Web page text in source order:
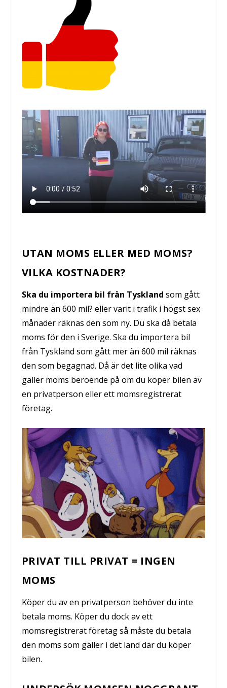
UTAN MOMS ELLER MED MOMS?
VILKA KOSTNADER?
Ska du importera bil från Tyskland som gått
mindre än 600 mil? eller varit i trafik i högst sex
månader räknas den som ny. Du ska då betala
moms för den i Sverige. Ska du importera bil
från Tyskland som gått mer än 600 mil räknas
den som begagnad. Då är det lite olika vad
gäller moms beroende på om du köper bilen av
en privatperson eller ett momsregistrerat
företag.
PRIVAT TILL PRIVAT = INGEN
MOMS
Köper du av en privatperson behöver du inte
betala moms. Köper du dock av ett
momsregistrerat företag så måste du betala
den moms som gäller i det land där du köper
bilen.